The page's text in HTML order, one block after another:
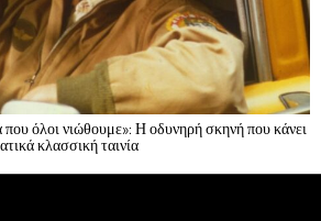
που όλοι νιώθουμε»: Η οδυνηρή σκηνή που κάνει
κλασσική ταινία